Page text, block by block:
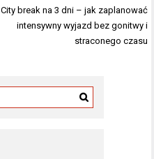
City break na 3 dni – jak zaplanować
intensywny wyjazd bez gonitwy i
straconego czasu